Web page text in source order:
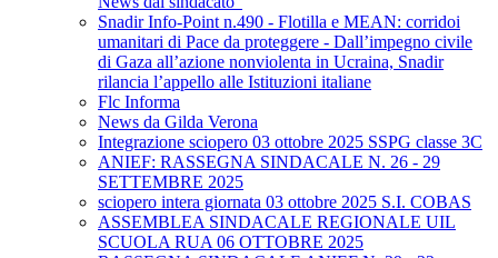
Snadir Info-Point n.490 - Flotilla e MEAN: corridoi
umanitari di Pace da proteggere - Dall’impegno civile
di Gaza all’azione nonviolenta in Ucraina, Snadir
rilancia l’appello alle Istituzioni italiane
Flc Informa
News da Gilda Verona
Integrazione sciopero 03 ottobre 2025 SSPG classe 3C
ANIEF: RASSEGNA SINDACALE N. 26 - 29
SETTEMBRE 2025
sciopero intera giornata 03 ottobre 2025 S.I. COBAS
ASSEMBLEA SINDACALE REGIONALE UIL
SCUOLA RUA 06 OTTOBRE 2025